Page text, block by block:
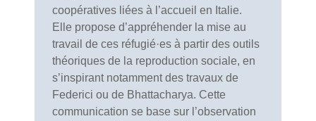
coopératives liées à l’accueil en Italie.
Elle propose d’appréhender la mise au
travail de ces réfugié·es à partir des outils
théoriques de la reproduction sociale, en
s’inspirant notamment des travaux de
Federici ou de Bhattacharya. Cette
communication se base sur l’observation